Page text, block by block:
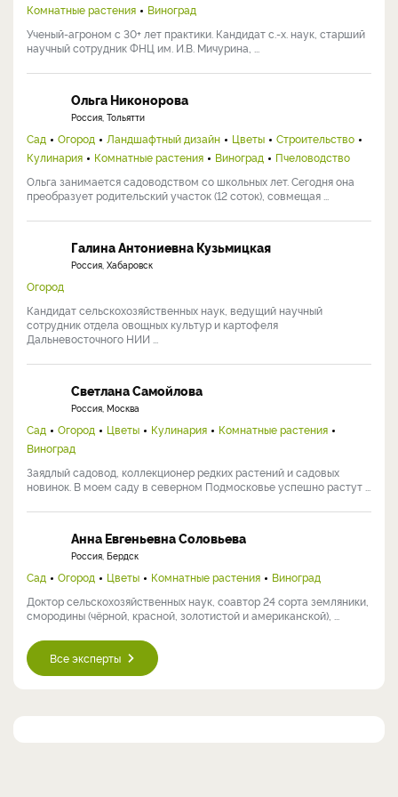
Комнатные растения
Виноград
Ученый-агроном с 30+ лет практики. Кандидат с.-х. наук, старший
научный сотрудник ФНЦ им. И.В. Мичурина, ...
Ольга Никонорова
Россия, Тольятти
Сад Огород Ландшафтный дизайн Цветы
Строительство
Кулинария
Комнатные растения Виноград
Пчеловодство
Ольга занимается садоводством со школьных лет. Сегодня она
преобразует родительский участок (12 соток), совмещая ...
Галина Антониевна Кузьмицкая
Россия, Хабаровск
Огород
Кандидат сельскохозяйственных наук, ведущий научный
сотрудник отдела овощных культур и картофеля
Дальневосточного НИИ ...
Светлана Самойлова
Россия, Москва
Сад Огород Цветы Кулинария
Комнатные растения
Виноград
Заядлый садовод, коллекционер редких растений и садовых
новинок. В моем саду в северном Подмосковье успешно растут ...
Анна Евгеньевна Соловьева
Россия, Бердск
Сад Огород Цветы Комнатные растения
Виноград
Доктор сельскохозяйственных наук, соавтор 24 сорта земляники,
смородины (чёрной, красной, золотистой и американской), ...
Все эксперты